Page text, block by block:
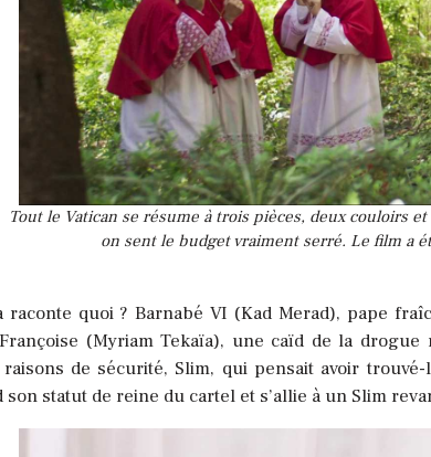
Tout le Vatican se résume à trois pièces, deux couloirs
on sent le budget vraiment serré. Le film a
raconte quoi ? Barnabé VI (Kad Merad), pape
(Myriam Tekaïa), une caïd de la
de sécurité, Slim, qui pensait avoir
son statut de reine du cartel et s’allie à un Slim